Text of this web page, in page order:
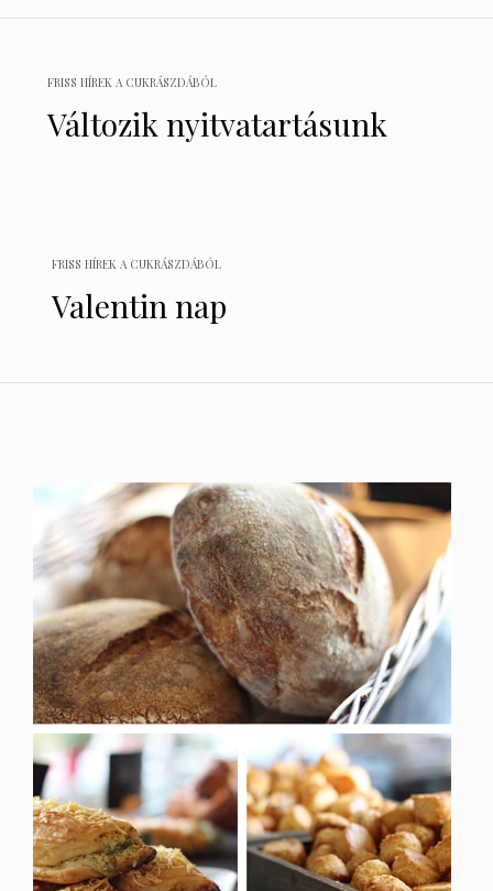
navigáció
FRISS HÍREK A CUKRÁSZDÁBÓL
Változik nyitvatartásunk
FRISS HÍREK A CUKRÁSZDÁBÓL
Valentin nap